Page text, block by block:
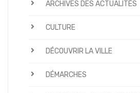
ARCHIVES DES ACTUALITÉS
CULTURE
DÉCOUVRIR LA VILLE
DÉMARCHES